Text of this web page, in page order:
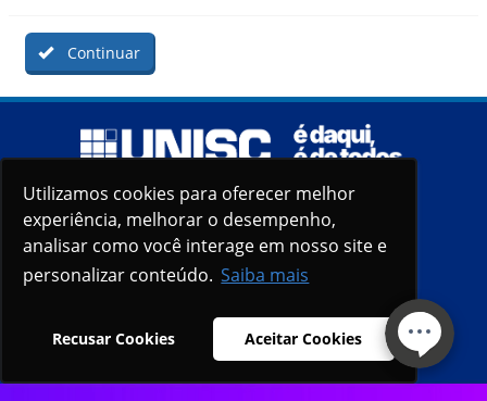
Utilizamos cookies para oferecer melhor
experiência, melhorar o desempenho,
analisar como você interage em nosso site e
personalizar conteúdo. Saiba mais
Recusar Cookies Aceitar Cookies
Utilizamos cookies para oferecer melhor
experiência, melhorar o desempenho,
analisar como você interage em nosso site e
personalizar conteúdo. Saiba mais
Recusar Cookies Aceitar Cookies
Continuar